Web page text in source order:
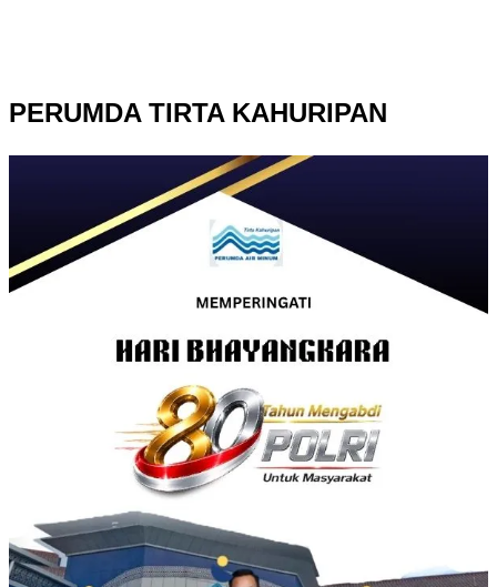
PERUMDA TIRTA KAHURIPAN